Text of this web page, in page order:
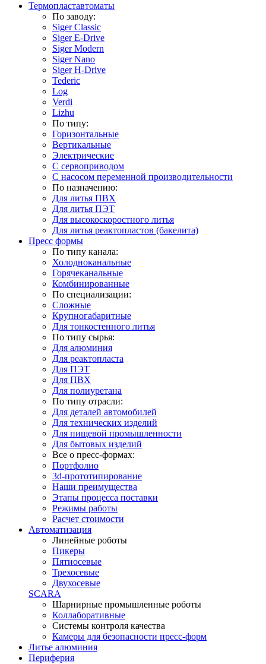
Термопластавтоматы
По заводу:
Siger Classic
Siger E-Drive
Siger Modern
Siger Nano
Siger H-Drive
Tederic
Log
Verdi
Lizhu
По типу:
Горизонтальные
Вертикальные
Электрические
С сервоприводом
С насосом переменной производительности
По назначению:
Для литья ПВХ
Для литья ПЭТ
Для высокоскоростного литья
Для литья реактопластов (бакелита)
Пресс формы
По типу канала:
Холодноканальные
Горячеканальные
Комбинированные
По специализации:
Сложные
Крупногабаритные
Для тонкостенного литья
По типу сырья:
Для алюминия
Для реактопласта
Для ПЭТ
Для ПВХ
Для полиуретана
По типу отрасли:
Для деталей автомобилей
Для технических изделий
Для пищевой промышленности
Для бытовых изделий
Все о пресс-формах:
Портфолио
3d-прототипирование
Наши преимущества
Этапы процесса поставки
Режимы работы
Расчет стоимости
Автоматизация
Линейные роботы
Пикеры
Пятиосевые
Трехосевые
Двухосевые
SCARA
Шарнирные промышленные роботы
Коллаборативные
Системы контроля качества
Камеры для безопасности пресс-форм
Литье алюминия
Периферия